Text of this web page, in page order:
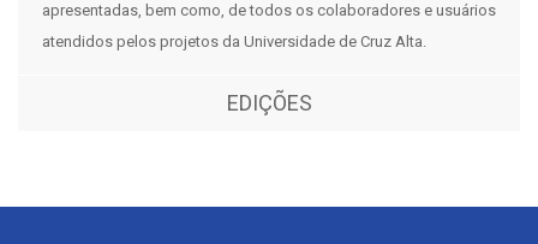
apresentadas, bem como, de todos os colaboradores e usuários
atendidos pelos projetos da Universidade de Cruz Alta.
EDIÇÕES